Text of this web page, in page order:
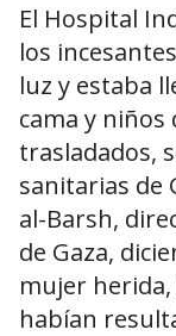
El Hospital
los
luz y estaba
cama y niños
trasladados,
sanitarias de
al-Barsh,
de Gaza,
mujer
habían